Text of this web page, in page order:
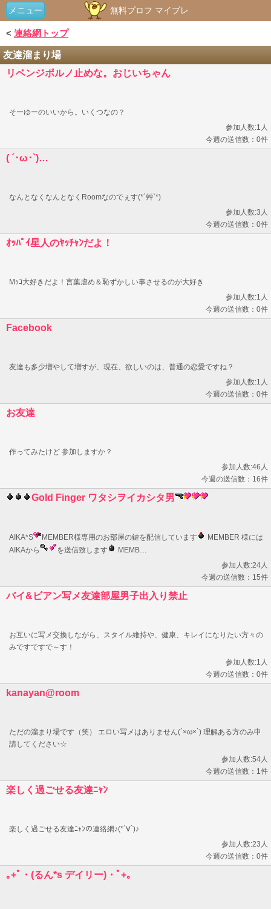
メニュー 無料プロフ マイプレ
< 連絡網トップ
友達溜まり場
リベンジポルノ止めな。おじいちゃん
そーゆーのいいから。いくつなの？
参加人数:1人
今週の送信数：0件
( ´･ω･`)…
なんとなくなんとなくRoomなのでぇす(*´艸`*)
参加人数:3人
今週の送信数：0件
ｵｯﾊﾟｲ星人のﾔｯﾁｬﾝだよ！
Mｯｺ大好きだよ！言葉虐め＆恥ずかしい事させるのが大好き
参加人数:1人
今週の送信数：0件
Facebook
友達も多少増やして増すが、現在、欲しいのは、普通の恋愛ですね？
参加人数:1人
今週の送信数：0件
お友達
作ってみたけど 参加しますか？
参加人数:46人
今週の送信数：16件
Gold Finger ワタシヲイカシタ男
AIKA*S MEMBER様専用のお部屋の鍵を配信しています
MEMBER 様には
AIKAから
を送信致します
MEMB…
参加人数:24人
今週の送信数：15件
バイ&ビアン写メ友達部屋男子出入り禁止
お互いに写メ交換しながら、スタイル維持や、健康、キレイになりたい方々の
みですですで～す！
参加人数:1人
今週の送信数：0件
kanayan@room
ただの溜まり場です（笑） エロい写メはありません(´×ω×`) 理解ある方のみ申
請してください☆
参加人数:54人
今週の送信数：1件
楽しく過ごせる友達ﾆｬﾝ
楽しく過ごせる友達ﾆｬﾝの連絡網♪(*´∀`)♪
参加人数:23人
今週の送信数：0件
｡+ﾟ・(るん*s デイリー)・ﾟ+｡